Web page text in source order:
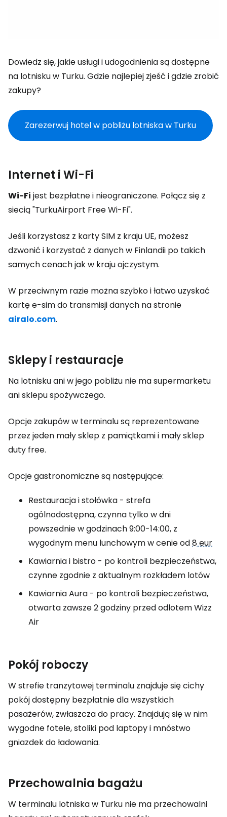
Dowiedz się, jakie usługi i udogodnienia są dostępne
na lotnisku w Turku. Gdzie najlepiej zjeść i gdzie zrobić
zakupy?
Zarezerwuj hotel w pobliżu lotniska w Turku
Internet i Wi-Fi
Wi-Fi jest bezpłatne i nieograniczone. Połącz się z
siecią "TurkuAirport Free Wi-Fi".
Jeśli korzystasz z karty SIM z kraju UE, możesz
dzwonić i korzystać z danych w Finlandii po takich
samych cenach jak w kraju ojczystym.
W przeciwnym razie można szybko i łatwo uzyskać
kartę e-sim do transmisji danych na stronie
airalo.com.
Sklepy i restauracje
Na lotnisku ani w jego pobliżu nie ma supermarketu
ani sklepu spożywczego.
Opcje zakupów w terminalu są reprezentowane
przez jeden mały sklep z pamiątkami i mały sklep
duty free.
Opcje gastronomiczne są następujące:
Restauracja i stołówka - strefa
ogólnodostępna, czynna tylko w dni
powszednie w godzinach 9:00-14:00, z
wygodnym menu lunchowym w cenie od8 eur
Kawiarnia i bistro - po kontroli bezpieczeństwa,
czynne zgodnie z aktualnym rozkładem lotów
Kawiarnia Aura - po kontroli bezpieczeństwa,
otwarta zawsze 2 godziny przed odlotem Wizz
Air
Pokój roboczy
W strefie tranzytowej terminalu znajduje się cichy
pokój dostępny bezpłatnie dla wszystkich
pasażerów, zwłaszcza do pracy. Znajdują się w nim
wygodne fotele, stoliki pod laptopy i mnóstwo
gniazdek do ładowania.
Przechowalnia bagażu
W terminalu lotniska w Turku nie ma przechowalni